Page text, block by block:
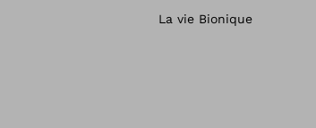
La vie Bionique